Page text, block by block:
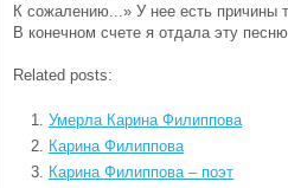
К сожалению...» У нее есть причины
В конечном счете я отдала эту
Related posts:
Умерла Карина Филиппова
Карина Филиппова
Карина Филиппова – поэт